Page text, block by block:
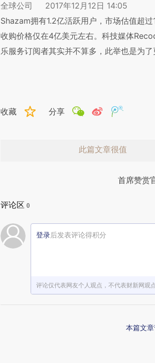
全球公司
2017年12月12日 14:05
Shazam拥有1.2亿活跃用户，市场估值超
收购价格仅在4亿美元左右。科技媒体
乐服务订阅者其实并不算多，此举也是为
收藏 分享
此篇文章很值
首席赞赏
评论区 0
登录后发表评论得积分
评论仅代表网友个人观点，不代表财新网观
本篇文